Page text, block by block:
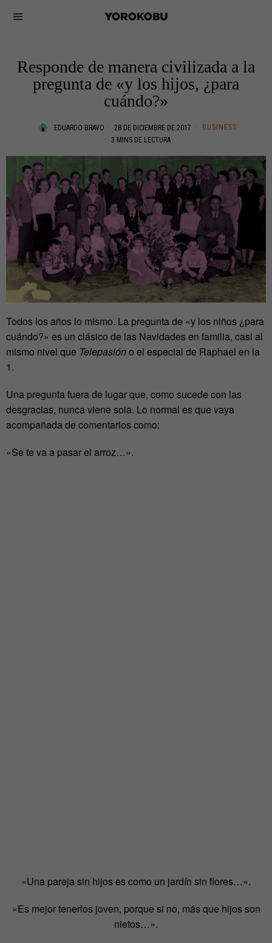
Responde de manera civilizada a la
pregunta de «y los hijos, ¿para
cuándo?»
EDUARDO BRAVO 28 DE DICIEMBRE DE 2017
BUSINESS
3 MINS DE LECTURA
Todos los años lo mismo. La pregunta de «y los niños ¿para
cuándo?» es un clásico de las Navidades en familia, casi al
mismo nivel que Telepasióno el especial de Raphael en la
1.
Una pregunta fuera de lugar que, como sucede con las
desgracias, nunca viene sola. Lo normal es que vaya
acompañada de comentarios como:
«Se te va a pasar el arroz…».
«Una pareja sin hijos es como un jardín sin flores…».
«Es mejor tenerlos joven, porque si no, más que hijos son
nietos…».